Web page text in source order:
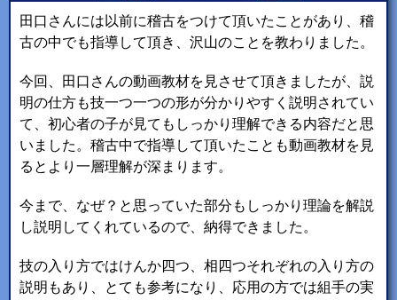
田口さんには以前に稽古をつけて頂いたことがあり、稽
古の中でも指導して頂き、沢山のことを教わりました。
今回、田口さんの動画教材を見させて頂きましたが、説
明の仕方も技一つ一つの形が分かりやすく説明されてい
て、初心者の子が見てもしっかり理解できる内容だと思
いました。稽古中で指導して頂いたことも動画教材を見
るとより一層理解が深まります。
今まで、なぜ？と思っていた部分もしっかり理論を解説
し説明してくれているので、納得できました。
技の入り方ではけんか四つ、相四つそれぞれの入り方の
説明もあり、とても参考になり、応用の方では組手の実